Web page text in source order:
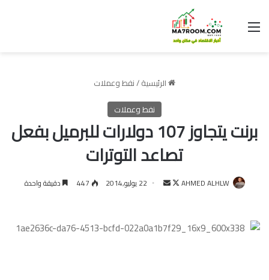
القائمة
الرئيسية/نفط وعملات
نفط وعملات
برنت يتجاوز 107 دولارات للبرميل بفعل
تصاعد التوترات
AHMED ALHLW
تابعأرسل 22 يوليو,2014 447 دقيقة واحدة